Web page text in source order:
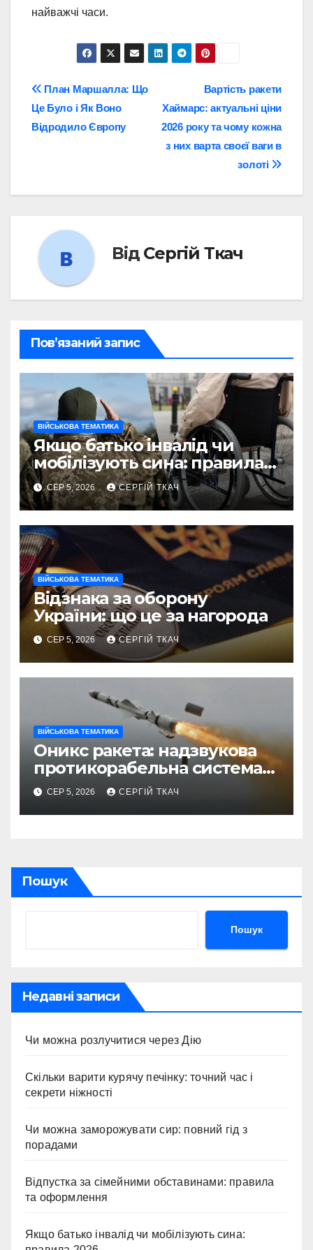
найважчі часи.
Навігація
записів
Вартість ракети
Хаймарс: актуальні ціни
2026 року та чому кожна
з них варта своєї ваги в
золоті
План Маршалла: Що
Це Було і Як Воно
Відродило Європу
Від Сергій Ткач
Пов’язаний запис
ВІЙСЬКОВА ТЕМАТИКА
Якщо батько інвалід чи
мобілізують сина: правила
2026
СЕР 5, 2026 СЕРГІЙ ТКАЧ
ВІЙСЬКОВА ТЕМАТИКА
Відзнака за оборону
України: що це за нагорода
СЕР 5, 2026 СЕРГІЙ ТКАЧ
ВІЙСЬКОВА ТЕМАТИКА
Оникс ракета: надзвукова
протикорабельна система
П-800
СЕР 5, 2026 СЕРГІЙ ТКАЧ
Пошук
Пошук
Недавні записи
Чи можна розлучитися через Дію
Скільки варити курячу печінку: точний час і
секрети ніжності
Чи можна заморожувати сир: повний гід з
порадами
Відпустка за сімейними обставинами: правила
та оформлення
Якщо батько інвалід чи мобілізують сина: